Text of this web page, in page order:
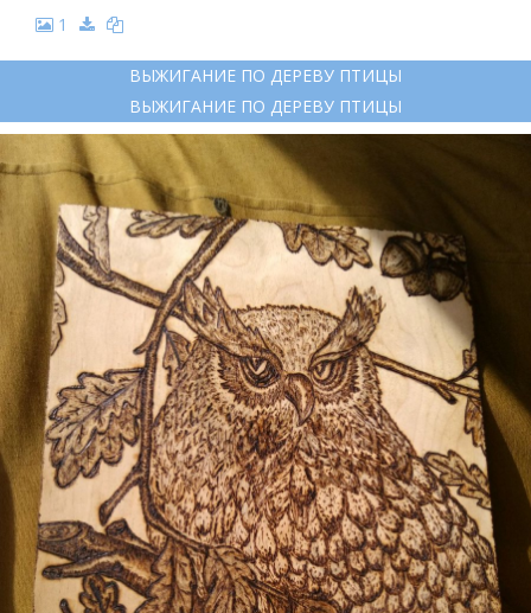
1
ВЫЖИГАНИЕ ПО ДЕРЕВУ ПТИЦЫ
ВЫЖИГАНИЕ ПО ДЕРЕВУ ПТИЦЫ